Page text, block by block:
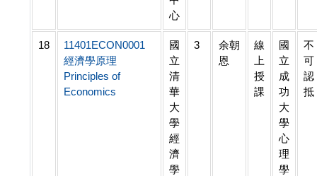
心
18
11401ECON0001
經濟學原理
Principles of
Economics
國
立
清
華
大
學
經
濟
學
3
余朝
恩
線
上
授
課
國
立
成
功
大
學
心
理
學
不
可
認
抵